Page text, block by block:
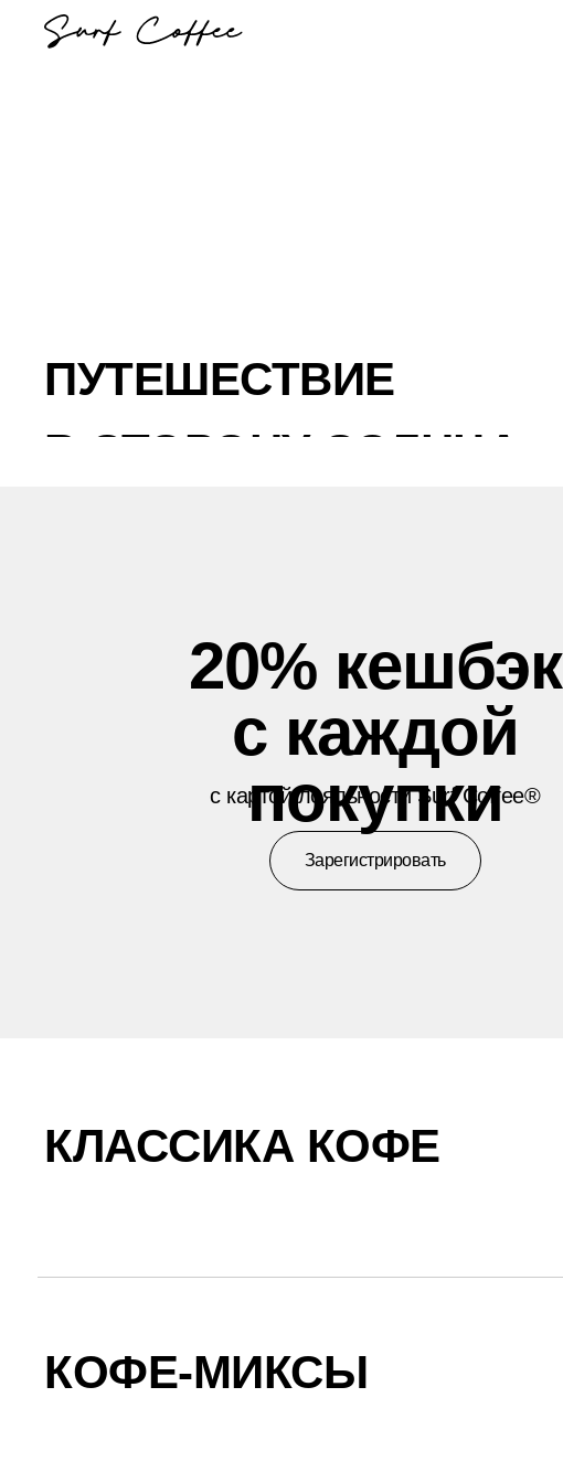
ПУТЕШЕСТВИЕ
В СТОРОНУ СОЛНЦА
Зарегистрировать
20% кешбэк
с каждой
покупки
с картой лояльности Surf Coffee®
КЛАССИКА КОФЕ
КОФЕ-МИКСЫ